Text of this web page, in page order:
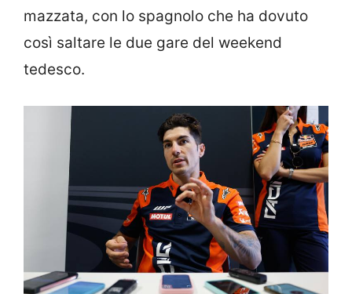
mazzata, con lo spagnolo che ha dovuto
così saltare le due gare del weekend
tedesco.